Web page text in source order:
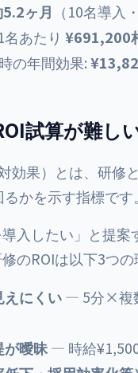
ヶ月 （10名導入
あたり ¥691,200
の年間効果:
試算が難し
効果）とは、研修
かを示す指標です。
入したい」と提
のROIは以下3つ
えにくい— 5分×複
が曖昧— 時給